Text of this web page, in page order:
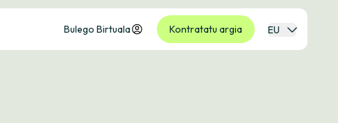
Bulego Birtuala Kontratatu argia EU